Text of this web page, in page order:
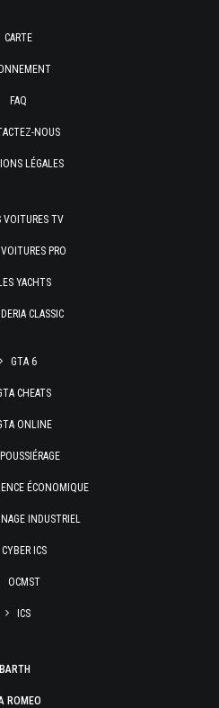
CARTE
FAQ
NOUS
LÉGALES
VOITURES TV
PRO
LES YACHTS
CLASSIC
GTA 6
CHEATS
ONLINE
ÉCONOMIQUE
INDUSTRIEL
CYBER ICS
OCMST
ICS
ROMEO